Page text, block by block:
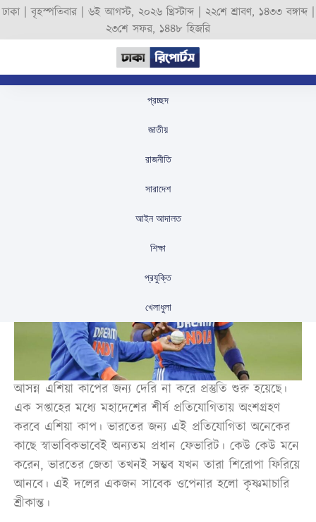
ঢাকা |বৃহস্পতিবার| ৬ই আগস্ট, ২০২৬ খ্রিস্টাব্দ| ২২শে শ্রাবণ, ১৪৩৩ বঙ্গাব্দ|
২৩শে সফর, ১৪৪৮ হিজরি
প্রচ্ছদ
জাতীয়
রাজনীতি
সারাদেশ
আইন আদালত
শিক্ষা
প্রযুক্তি
খেলাধুলা
‘টি-টোয়েন্টি বিশ্বকাপ জিতবে
না ভারত,’ বলে মত
August 29, 2025
আসন্ন এশিয়া কাপের জন্য দেরি না করে প্রস্তুতি শুরু হয়েছে।
এক সপ্তাহের মধ্যে মহাদেশের শীর্ষ প্রতিযোগিতায় অংশগ্রহণ
করবে এশিয়া কাপ। ভারতের জন্য এই প্রতিযোগিতা অনেকের
কাছে স্বাভাবিকভাবেই অন্যতম প্রধান ফেভারিট। কেউ কেউ মনে
করেন, ভারতের জেতা তখনই সম্ভব যখন তারা শিরোপা ফিরিয়ে
আনবে। এই দলের একজন সাবেক ওপেনার হলো কৃষ্ণমাচারি
শ্রীকান্ত।